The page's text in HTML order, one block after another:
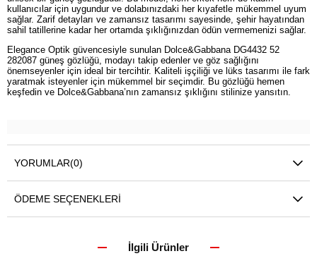
kullanıcılar için uygundur ve dolabınızdaki her kıyafetle mükemmel uyum
sağlar. Zarif detayları ve zamansız tasarımı sayesinde, şehir hayatından
sahil tatillerine kadar her ortamda şıklığınızdan ödün vermemenizi sağlar.
Elegance Optik güvencesiyle sunulan Dolce&Gabbana DG4432 52
282087 güneş gözlüğü, modayı takip edenler ve göz sağlığını
önemseyenler için ideal bir tercihtir. Kaliteli işçiliği ve lüks tasarımı ile fark
yaratmak isteyenler için mükemmel bir seçimdir. Bu gözlüğü hemen
keşfedin ve Dolce&Gabbana’nın zamansız şıklığını stilinize yansıtın.
YORUMLAR(0)
ÖDEME SEÇENEKLERI
İlgili Ürünler